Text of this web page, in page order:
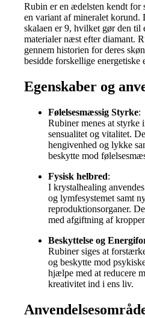
Rubin er en ædelsten kendt for
en variant af mineralet korund.
skalaen er 9, hvilket gør den til
materialer næst efter diamant.
gennem historien for deres
besidde forskellige energetiske
Egenskaber og
Følelsesmæssig Styrke:
Rubiner menes at styrke
sensualitet og vitalitet.
hengivenhed og lykke
beskytte mod
Fysisk helbred:
I krystalhealing
og lymfesystemet samt
reproduktionsorganer.
med afgiftning af
Beskyttelse og
Rubiner siges at
og beskytte mod
hjælpe med at reducere
kreativitet ind i ens liv.